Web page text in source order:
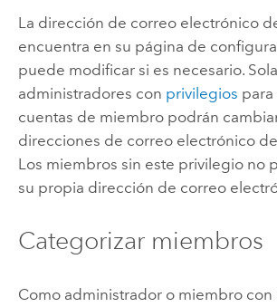
La dirección de correo electrónico
encuentra en su página de
puede modificar si es necesario.
administradores con privilegios para
cuentas de miembro podrán
direcciones de correo electrónico
Los miembros sin este privilegio no
su propia dirección de correo
Categorizar miembros
Como administrador o miembro con